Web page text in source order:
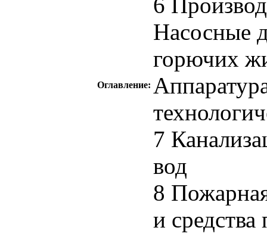
Оглавление:
6
Насосные
горючих
7
вод
8
и